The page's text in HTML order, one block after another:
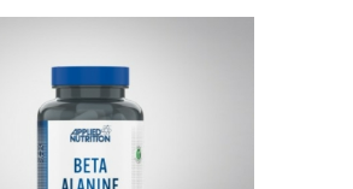
Alanine 1500mg
Nutrition Napumpanko
proizvodi